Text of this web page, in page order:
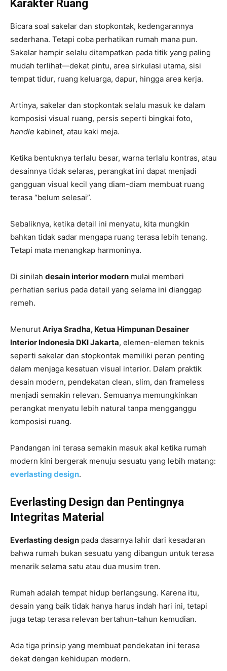
Karakter Ruang
Bicara soal sakelar dan stopkontak, kedengarannya
sederhana. Tetapi coba perhatikan rumah mana pun.
Sakelar hampir selalu ditempatkan pada titik yang paling
mudah terlihat—dekat pintu, area sirkulasi utama, sisi
tempat tidur, ruang keluarga, dapur, hingga area kerja.
Artinya, sakelar dan stopkontak selalu masuk ke dalam
komposisi visual ruang, persis seperti bingkai foto,
handle kabinet, atau kaki meja.
Ketika bentuknya terlalu besar, warna terlalu kontras, atau
desainnya tidak selaras, perangkat ini dapat menjadi
gangguan visual kecil yang diam-diam membuat ruang
terasa “belum selesai”.
Sebaliknya, ketika detail ini menyatu, kita mungkin
bahkan tidak sadar mengapa ruang terasa lebih tenang.
Tetapi mata menangkap harmoninya.
Di sinilah desain interior modern mulai memberi
perhatian serius pada detail yang selama ini dianggap
remeh.
Menurut Ariya Sradha, Ketua Himpunan Desainer
Interior Indonesia DKI Jakarta, elemen-elemen teknis
seperti sakelar dan stopkontak memiliki peran penting
dalam menjaga kesatuan visual interior. Dalam praktik
desain modern, pendekatan clean, slim, dan frameless
menjadi semakin relevan. Semuanya memungkinkan
perangkat menyatu lebih natural tanpa mengganggu
komposisi ruang.
Pandangan ini terasa semakin masuk akal ketika rumah
modern kini bergerak menuju sesuatu yang lebih matang:
everlasting design.
Everlasting Design dan Pentingnya
Integritas Material
Everlasting design pada dasarnya lahir dari kesadaran
bahwa rumah bukan sesuatu yang dibangun untuk terasa
menarik selama satu atau dua musim tren.
Rumah adalah tempat hidup berlangsung. Karena itu,
desain yang baik tidak hanya harus indah hari ini, tetapi
juga tetap terasa relevan bertahun-tahun kemudian.
Ada tiga prinsip yang membuat pendekatan ini terasa
dekat dengan kehidupan modern.